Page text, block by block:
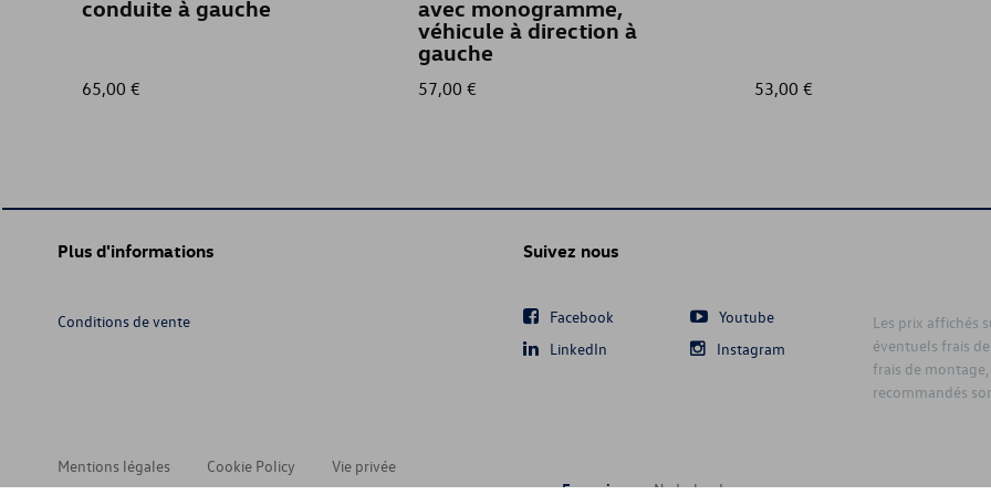
conduite à gauche
65,00 €
avec monogramme,
véhicule à direction à
gauche
57,00 € 53,00 €
Plus d'informations
Conditions de vente
Suivez nous
Facebook
Youtube
LinkedIn
Instagram
Les prix affichés
éventuels frais
frais de
recommandés
Mentions légales Cookie Policy
Vie privée
Français
Nederlands